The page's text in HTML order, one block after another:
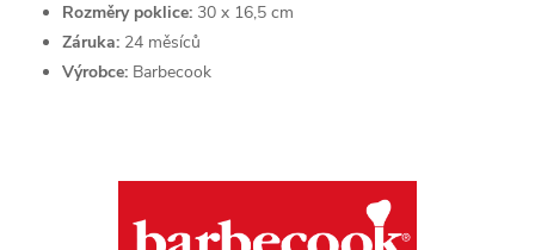
Rozměry poklice: 30 x 16,5 cm
Záruka: 24 měsíců
Výrobce: Barbecook